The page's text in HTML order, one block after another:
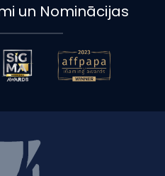
un Nominācijas